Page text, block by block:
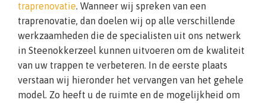
traprenovatie. Wanneer wij spreken van een
traprenovatie, dan doelen wij op alle verschillende
werkzaamheden die de specialisten uit ons netwerk
in Steenokkerzeel kunnen uitvoeren om de kwaliteit
van uw trappen te verbeteren. In de eerste plaats
verstaan wij hieronder het vervangen van het gehele
model. Zo heeft u de ruimte en de mogelijkheid om